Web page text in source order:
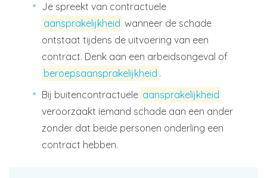
Je spreekt van contractuele
aansprakelijkheid wanneer de schade
ontstaat tijdens de uitvoering van een
contract. Denk aan een arbeidsongeval of
beroepsaansprakelijkheid .
Bij buitencontractuele aansprakelijkheid
veroorzaakt iemand schade aan een ander
zonder dat beide personen onderling een
contract hebben.